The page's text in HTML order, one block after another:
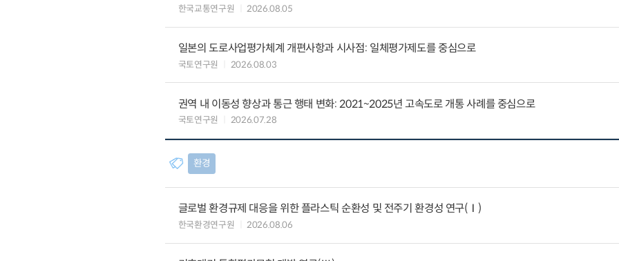
한국교통연구원 2026.08.05
일본의 도로사업평가체계 개편사항과 시사점: 일체평가제도를 중심으로
국토연구원 2026.08.03
권역 내 이동성 향상과 통근 행태 변화: 2021~2025년 고속도로 개통 사례를 중심으로
국토연구원 2026.07.28
환경
글로벌 환경규제 대응을 위한 플라스틱 순환성 및 전주기 환경성 연구(Ⅰ)
한국환경연구원 2026.08.06